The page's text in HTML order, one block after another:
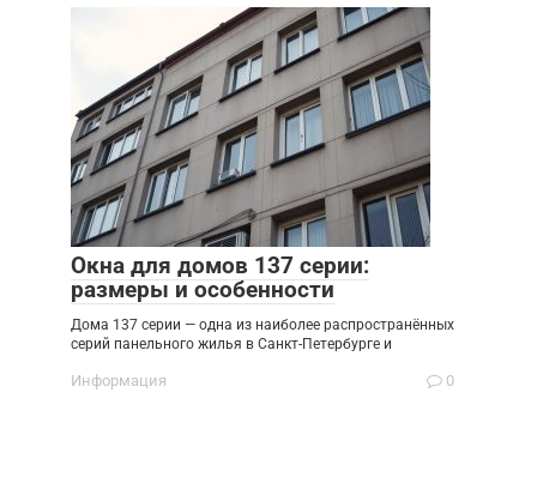
Окна для домов 137 серии:
размеры и особенности
Дома 137 серии — одна из наиболее распространённых
серий панельного жилья в Санкт-Петербурге и
Информация 0